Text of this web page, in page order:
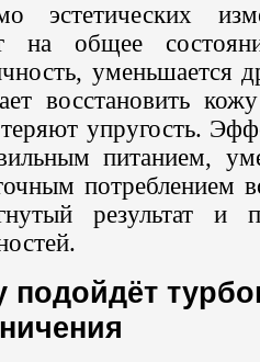
эстетических
на общее
уменьшается
восстановить
упругость.
питанием,
потреблением
результат и
подойдёт